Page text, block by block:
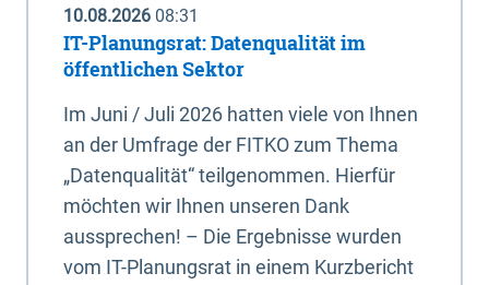
10.08.2026 08:31
IT-Planungsrat: Datenqualität im
öffentlichen Sektor
Im Juni / Juli 2026 hatten viele von Ihnen
an der Umfrage der FITKO zum Thema
„Datenqualität“ teilgenommen. Hierfür
möchten wir Ihnen unseren Dank
aussprechen! – Die Ergebnisse wurden
vom IT-Planungsrat in einem Kurzbericht